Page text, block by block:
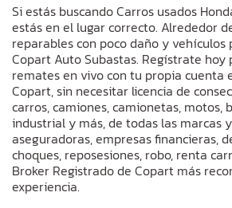
Si estás buscando Carros usados
estás en el lugar correcto. Alrededor
reparables con poco daño y vehículos
Copart Auto Subastas. Regístrate
remates en vivo con tu propia cuenta
Copart, sin necesitar licencia de
carros, camiones, camionetas, motos,
industrial y más, de todas las marcas
aseguradoras, empresas financieras,
choques, reposesiones, robo, renta
Broker Registrado de Copart más
experiencia.